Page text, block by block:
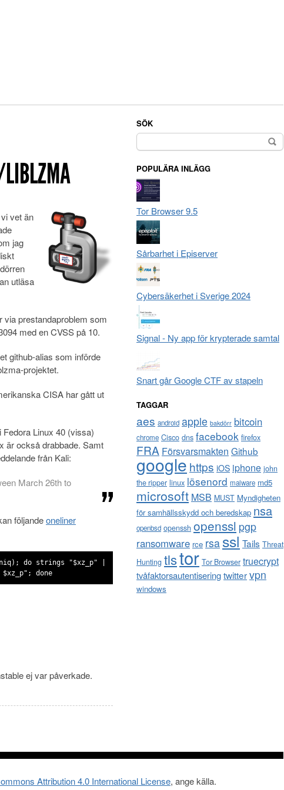
vet än
jag
utläsa
via prestandaproblem som
med en CVSS på 10.
github-alias som införde
projektet.
CISA har gått ut
Linux 40 (vissa)
är också drabbade. Samt
från Kali:
March 26th to
följandeoneliner
do strings "$xz_p" |
done
ej var påverkade.
SÖK
Sök
efter:
POPULÄRA INLÄGG
Tor Browser 9.5
Sårbarhet i Episerver
Cybersäkerhet i Sverige 2024
Signal - Ny app för krypterade samtal
Snart går Google CTF av stapeln
TAGGAR
aes android apple bakdörr bitcoin
chrome Cisco dns facebook firefox
FRA Försvarsmakten Github
google https iOS iphone john
the ripper linux lösenord malware md5
microsoft MSB MUST Myndigheten
för samhällsskydd och beredskap nsa
openbsd openssh openssl pgp
ransomware rce rsa ssl Tails Threat
Hunting tlstor Tor Browser truecrypt
tvåfaktorsautentiseringtwittervpn
windows
Attribution 4.0 International License, ange källa.